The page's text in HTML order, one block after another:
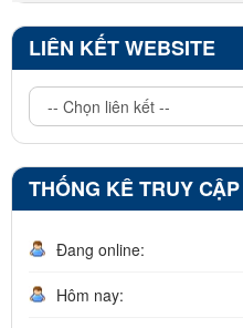
LIÊN KẾT WEBSITE
THỐNG KÊ TRUY CẬP
Đang online:
Hôm nay: